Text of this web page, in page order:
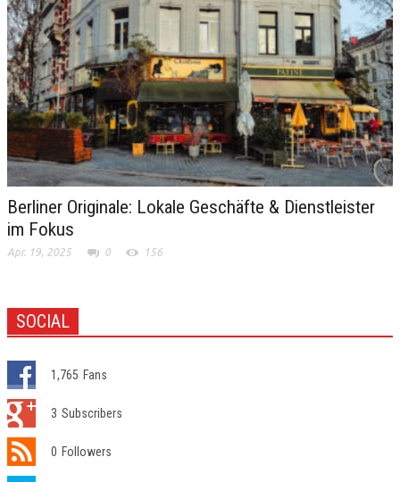
Berliner Originale: Lokale Geschäfte & Dienstleister
im Fokus
Apr. 19, 2025 0 156
SOCIAL
1,765 Fans
3 Subscribers
0 Followers